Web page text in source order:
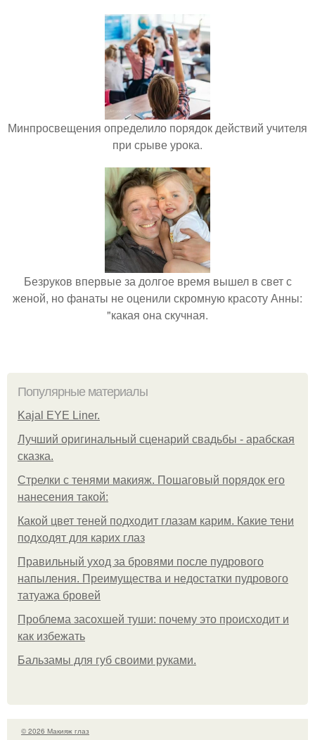
Минпросвещения определило порядок действий учителя
при срыве урока.
Безруков впервые за долгое время вышел в свет с
женой, но фанаты не оценили скромную красоту Анны:
"какая она скучная.
Популярные материалы
Kajal EYE Liner.
Лучший оригинальный сценарий свадьбы - арабская
сказка.
Стрелки с тенями макияж. Пошаговый порядок его
нанесения такой:
Какой цвет теней подходит глазам карим. Какие тени
подходят для карих глаз
Правильный уход за бровями после пудрового
напыления. Преимущества и недостатки пудрового
татуажа бровей
Проблема засохшей туши: почему это происходит и
как избежать
Бальзамы для губ своими руками.
© 2026 Макияж глаз